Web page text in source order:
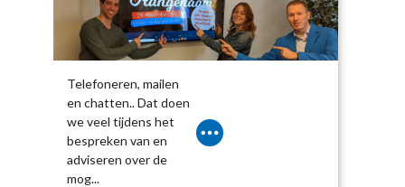
Telefoneren, mailen
en chatten.. Dat doen
we veel tijdens het
bespreken van en
adviseren over de
mog...